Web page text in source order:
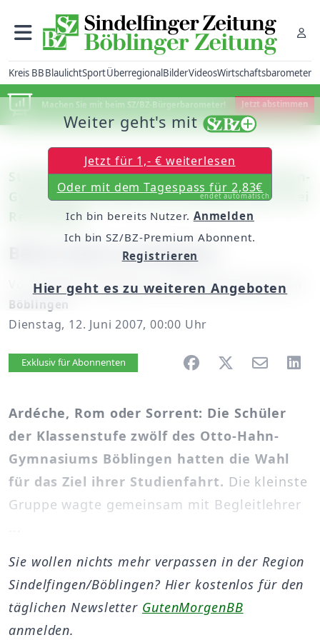
Kreis BBBlaulichtSportÜberregionalBilderVideosWirtschaftsbarometer
Machen Sie mit beim SZ/BZ-Bürgerbarometer! Jetzt abstimmen
Studienfahrt: Zwölftklässler des Otto-Hahn-
Gymnasiums hatten die Auswahl unter drei
Reisezielen
Bella Italia als Magnet
VonThorsten Glotzmann, Otto-Hahn-Gymnasium
Böblingen
Dienstag, 12. Juni 2007, 00:00 Uhr
Artikel vorlesen
Exklusiv für Abonnenten
Ardéche, Rom oder Sorrent: Die Schüler
der Klassenstufe zwölf des Otto-Hahn-
Gymnasiums Böblingen hatten die Wahl
für das Ziel ihrer Studienfahrt. Die kleinste
Gruppe wagte gemeinsam mit Begleitlehrer
Weiter geht's mit
Jetzt für 1,- € weiterlesen
Oder mit dem Tagespass für 2,83€
endet automatisch
Ich bin bereits Nutzer. Anmelden
Ich bin SZ/BZ-Premium Abonnent.
Registrieren
Hier geht es zu weiteren Angeboten
Sie wollen nichts mehr verpassen in der Region
Sindelfingen/Böblingen? Hier kostenlos für den
täglichen Newsletter GutenMorgenBB
anmelden.